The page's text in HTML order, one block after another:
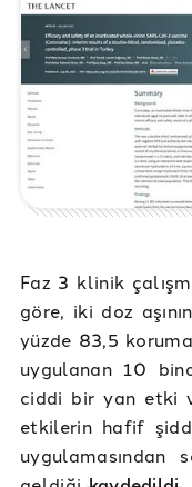
Faz 3 klinik
göre, iki doz
yüzde 83,5 koruma
uygulanan 10
ciddi bir yan etki
etkilerin hafif